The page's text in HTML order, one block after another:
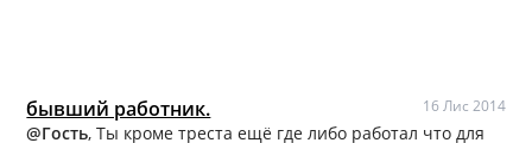
бывший работник. 16 Лис 2014
@Гость, Ты кроме треста ещё где либо работал что для